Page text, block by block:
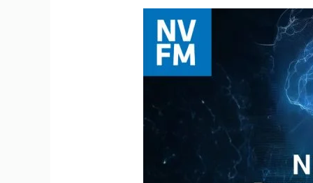
Neuromarketing
Bewust
het
Onderbewuste
Beïnvloeden